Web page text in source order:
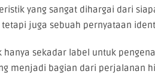
yang sangat dihargai dari
juga sebuah pernyataan
sekadar label untuk
menjadi bagian dari perjalanan